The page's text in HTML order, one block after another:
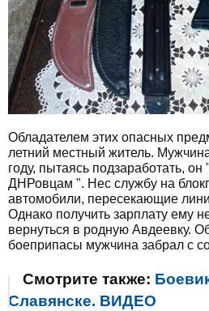
Обладателем этих опасных
летний местный житель.
году, пытаясь подзаработать, он
ДНРовцам ". Нес службу на
автомобили, пересекающие
Однако получить зарплату ему
вернуться в родную Авдеевку.
боеприпасы мужчина забрал с
Смотрите также:
Славянске. ВИДЕО